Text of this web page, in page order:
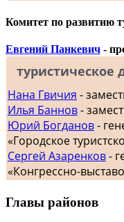
Комитет по развитию
Евгений Панкевич -
туристическое
Нана Гвичия -
Илья Баннов-
Юрий Богданов-
«Городское
Сергей Азаренков-
«Конгрессно-
Главы районов